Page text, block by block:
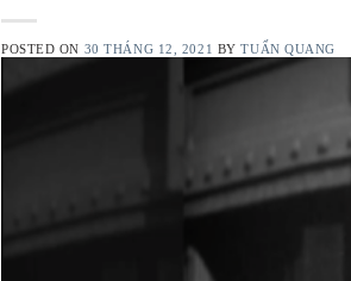
POSTED ON 30 THÁNG 12, 2021 BYTUẤN QUANG